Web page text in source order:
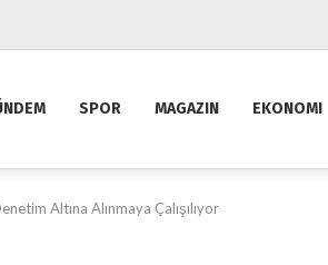
SPOR MAGAZIN EKONOMI
Altına Alınmaya Çalışılıyor